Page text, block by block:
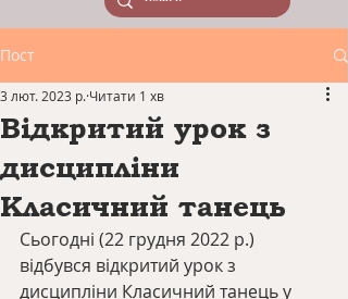
Пост
Відкритий урок з
дисципліни
Класичний танець
3 лют. 2023 р. Читати 1 хв
Сьогодні (22 грудня 2022 р.)
відбувся відкритий урок з
дисципліни Класичний танець у